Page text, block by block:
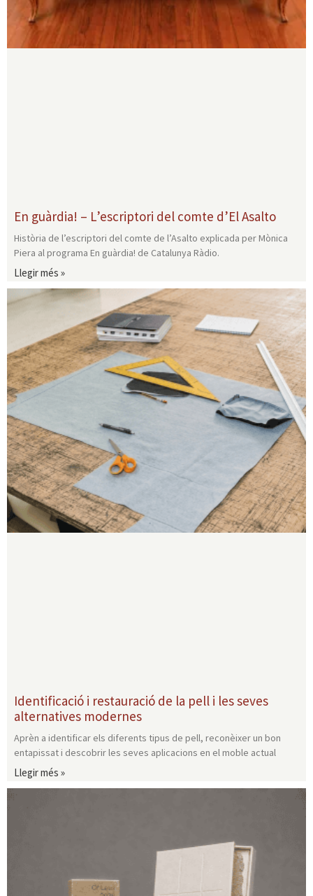
En guàrdia! – L’escriptori del comte d’El Asalto
Història de l’escriptori del comte de l’Asalto explicada per Mònica
Piera al programa En guàrdia! de Catalunya Ràdio.
Llegir més »
Identificació i restauració de la pell i les seves
alternatives modernes
Aprèn a identificar els diferents tipus de pell, reconèixer un bon
entapissat i descobrir les seves aplicacions en el moble actual
Llegir més »